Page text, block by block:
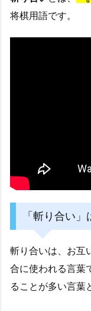
将棋用語です。
「斬り合い
斬り合いは、お互
合に使われる言葉
ることが多い言葉